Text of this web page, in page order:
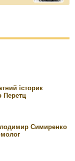
історик
Перетц
Симиренко